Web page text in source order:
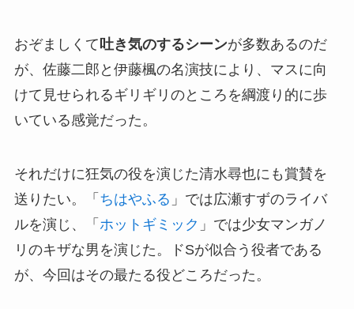
おぞましくて吐き気のするシーンが多数あるのだ
が、佐藤二郎と伊藤楓の名演技により、マスに向
けて見せられるギリギリのところを綱渡り的に歩
いている感覚だった。
それだけに狂気の役を演じた清水尋也にも賞賛を
送りたい。「 ちはやふる 」では広瀬すずのライバ
ルを演じ、「 ホットギミック 」では少女マンガノ
リのキザな男を演じた。ドSが似合う役者である
が、今回はその最たる役どころだった。